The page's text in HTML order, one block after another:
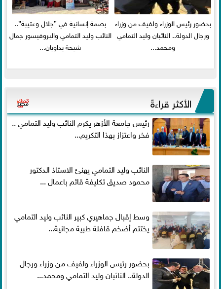
بحضور رئيس الوزراء ولفيف من وزراء
ورجال الدولة.. النائبان وليد التمامي
ومحمد...
بصمة إنسانية في ”جلال وعتيبة”..
النائب وليد التمامي والبروفيسور جمال
شيحة يداويان...
الأكثر قراءةً
رئيس جامعة الأزهر يكرم النائب وليد التمامي ..
فخر واعتزاز بهذا التكريم...
النائب وليد التمامي يهنئ الاستاذ الدكتور
محمود صديق تكليفة قائم باعمال ...
وسط إقبال جماهيري كبير النائب وليد التمامي
يختتم أضخم قافلة طبية مجانية...
بحضور رئيس الوزراء ولفيف من وزراء ورجال
الدولة.. النائبان وليد التمامي ومحمد...